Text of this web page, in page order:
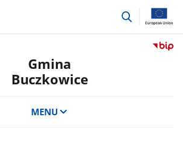
przejdź
Przejdź
Gmina
Buczkowice
MENU